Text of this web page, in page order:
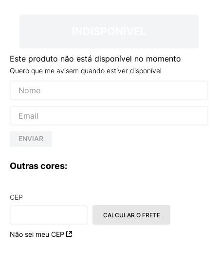
Este produto não está disponível no momento
Quero que me avisem quando estiver disponível
ENVIAR
Outras cores:
CEP
Não sei meu CEP
CALCULAR O FRETE